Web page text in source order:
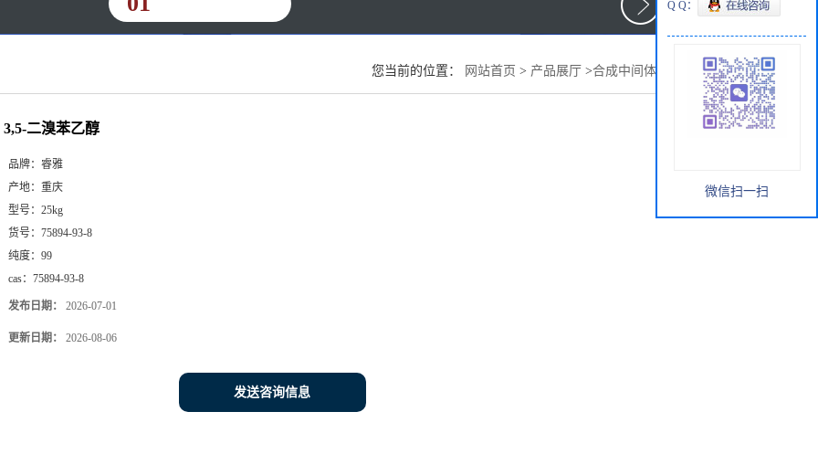
您当前的位置： 网站首页 > 产品展厅 >合成中间体 3,5-二溴苯乙醇
3,5-二溴苯乙醇
品牌： 睿雅
产地： 重庆
型号： 25kg
货号： 75894-93-8
纯度： 99
cas： 75894-93-8
发布日期： 2026-07-01
更新日期： 2026-08-06
发送咨询信息
Q Q：
微信扫一扫